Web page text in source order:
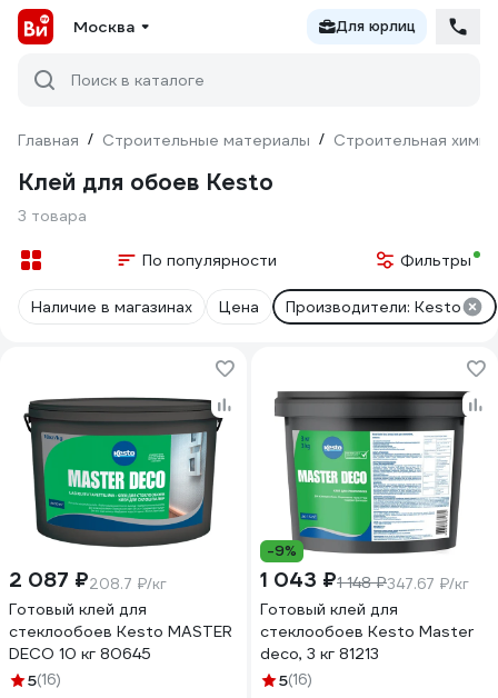
Москва Для юрлиц
Поиск в каталоге
Главная / Строительные материалы / Строительная химия
Клей для обоев Kesto
3 товара
По популярности Фильтры
Наличие в магазинах Цена Производители: Kesto
2 087 ₽208.7 ₽/кг
Готовый клей для
стеклообоев Kesto MASTER
DECO 10 кг 80645
5(16)
-9%
1 043 ₽1 148 ₽347.67 ₽/кг
Готовый клей для
стеклообоев Kesto Master
deco, 3 кг 81213
5(16)